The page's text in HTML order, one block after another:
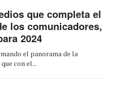
que completa el
los comunicadores,
2024
el panorama de la
con el...